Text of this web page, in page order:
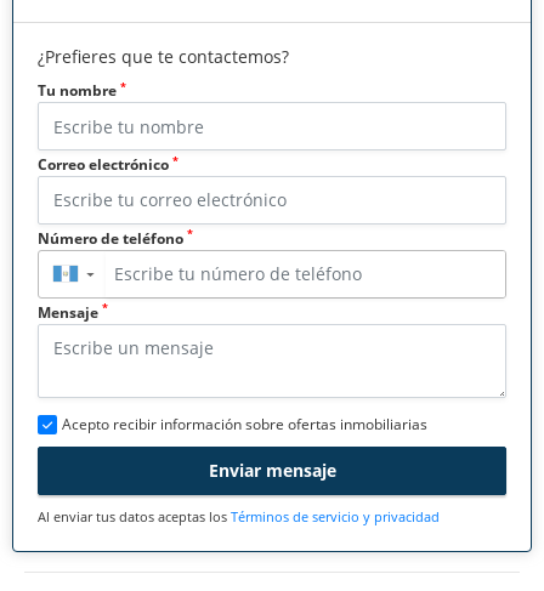
¿Prefieres que te contactemos?
Tu nombre *
Correo electrónico *
Número de teléfono *
▼
Mensaje *
Acepto recibir información sobre ofertas inmobiliarias
Enviar mensaje
Al enviar tus datos aceptas los Términos de servicio y privacidad